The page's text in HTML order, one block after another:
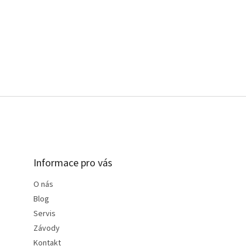
Informace pro vás
O nás
Blog
Servis
Závody
Kontakt